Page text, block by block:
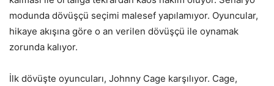
modunda dövüşçü seçimi malesef yapılamıyor. Oyuncular,
hikaye akışına göre o an verilen dövüşçü ile oynamak
zorunda kalıyor.
İlk dövüşte oyuncuları, Johnny Cage karşılıyor. Cage,